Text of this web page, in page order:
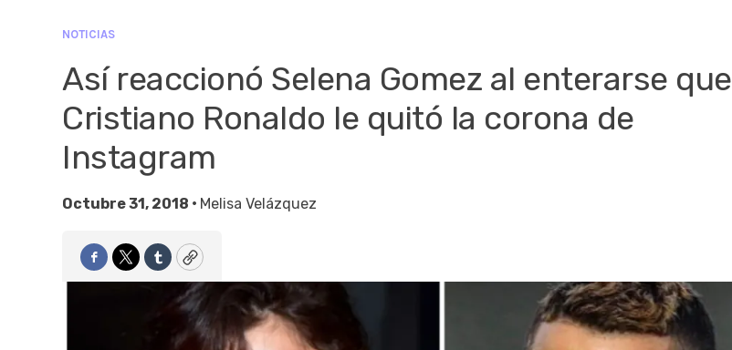
NOTICIAS
Así reaccionó Selena Gomez al enterarse que
Cristiano Ronaldo le quitó la corona de
Instagram
Octubre 31, 2018 • Melisa Velázquez
Facebook
TwitterTumblrCopy